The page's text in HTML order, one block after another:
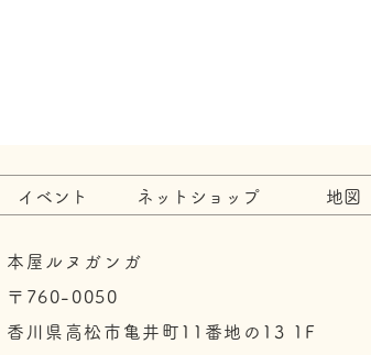
イベント ネットショップ 地図
本屋ルヌガンガ
〒760-0050​
香川県高松市亀井町11番地の13 1F